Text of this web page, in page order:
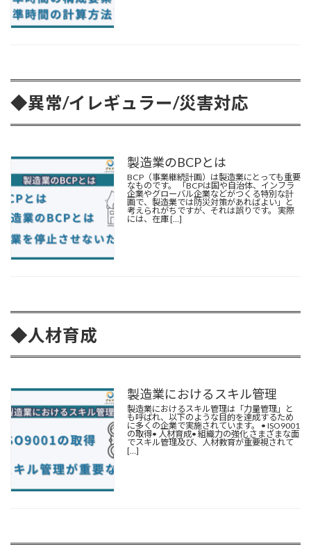
◆異常/イレギュラー/災害対応
製造業のBCPとは
BCP （事業継続計画）は製造業にとっても重要
なものです。 「BCPは国や自治体、インフラ
企業やグローバル企業などがつくる特別な計
画で、製造業では防災対策があればよい」と
考えられがちですが、それは誤りです。 実際
には、在庫 […]
◆人材育成
製造業におけるスキル管理
製造業におけるスキル管理は「力量管理」と
も呼ばれ、以下のような目的を達成するため
に多くの企業で実施されています。 • ISO9001
の取得• 人材育成• 組織力の強化 さまざまな面
でスキル管理及び、人材教育が重要視されて
[…]